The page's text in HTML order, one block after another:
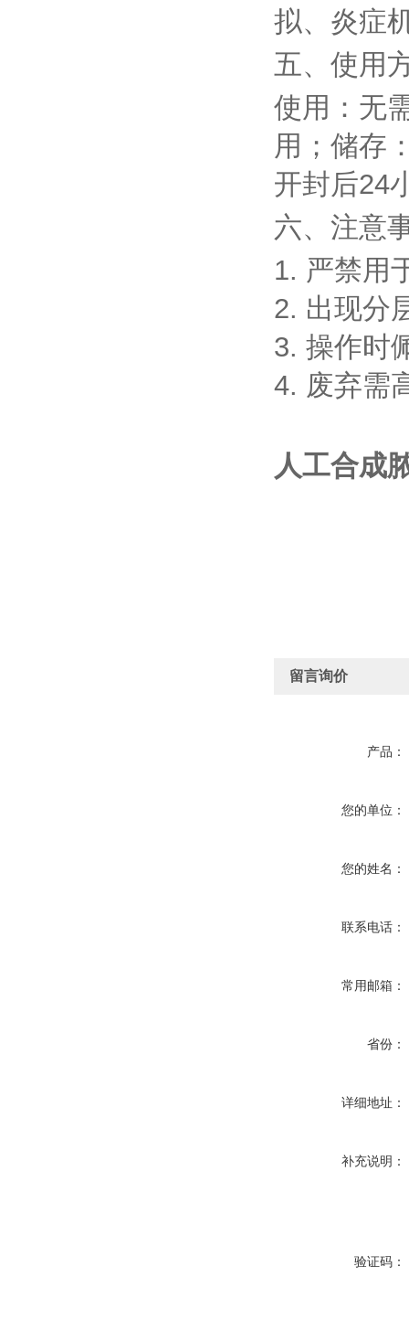
拟、炎症
五、使用
使用：无
用；储存
开封后24
六、注意
1. 严禁用
2. 出现分
3. 操作时
4. 废弃需
人工合成
留言询价
产品：
您的单位：
您的姓名：
联系电话：
常用邮箱：
省份：
详细地址：
补充说明：
验证码：